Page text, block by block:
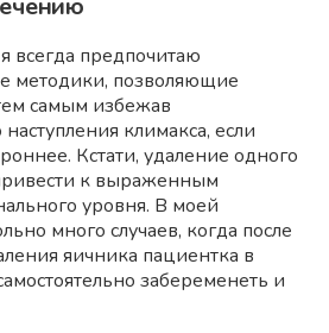
всегда предпочитаю
методики, позволяющие
самым избежав
климакса, если
Кстати, удаление одного
к выраженным
уровня. В моей
много случаев, когда после
яичника пациентка в
забеременеть и